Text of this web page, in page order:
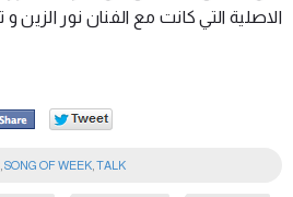
الاصلية التي كانت مع الفنان نور الزين و
SONG OF WEEK TALK